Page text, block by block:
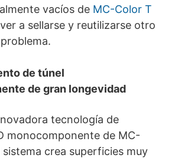
vacíos de MC-Color T
a sellarse y reutilizarse otro
de túnel
de gran longevidad
tecnología de
monocomponente de MC-
sistema crea superficies muy